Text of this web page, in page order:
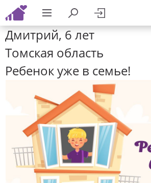
Дмитрий, 6 лет
Томская область
Ребенок уже в семье!